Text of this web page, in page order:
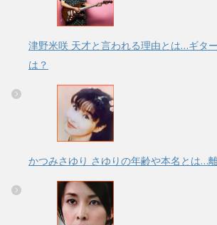
津野米咲 天才と言われる理由とは…ギタ
は？
かつみさゆり さゆりの年齢や本名とは…